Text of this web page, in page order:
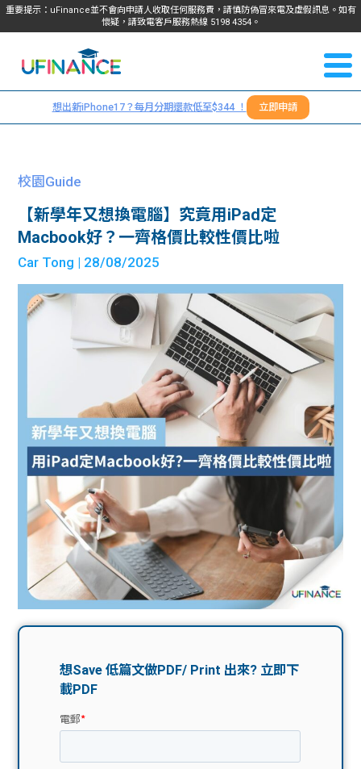
重要提示：uFinance並不會向申請人收取任何服務費，請慎防偽冒來電及虛假訊息。如有
懷疑，請致電客戶服務熱線 5198 4354。
我們
服務
學生
貸款
貸款
計算
機
學生
故事
分享
大學
生學
貸款
學生
資訊
Blog
大專
生筍
工推
介
搵工
Gui
de
ge
常見
問題
學生
福利
uFina
nce
校園
贊助
聯絡
我們
們
＋
想出新iPhone17？每月分期還款低至$344 ！ 立即申請
校園Guide
【新學年又想換電腦】究竟用iPad定
Macbook好？一齊格價比較性價比啦
Car Tong | 28/08/2025